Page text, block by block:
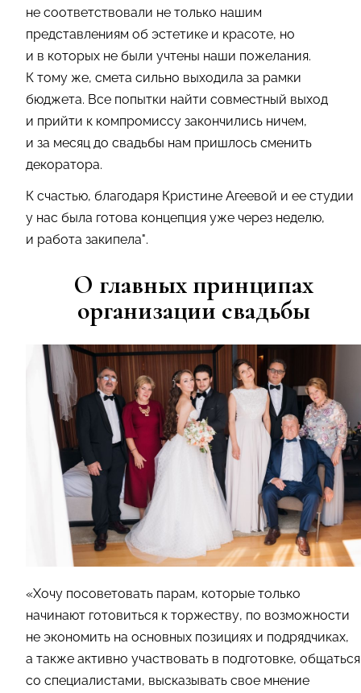
не соответствовали не только нашим
представлениям об эстетике и красоте, но
и в которых не были учтены наши пожелания.
К тому же, смета сильно выходила за рамки
бюджета. Все попытки найти совместный выход
и прийти к компромиссу закончились ничем,
и за месяц до свадьбы нам пришлось сменить
декоратора.
К счастью, благодаря Кристине Агеевой и ее студии
у нас была готова концепция уже через неделю,
и работа закипела".
О главных принципах
организации свадьбы
«Хочу посоветовать парам, которые только
начинают готовиться к торжеству, по возможности
не экономить на основных позициях и подрядчиках,
а также активно участвовать в подготовке, общаться
со специалистами, высказывать свое мнение